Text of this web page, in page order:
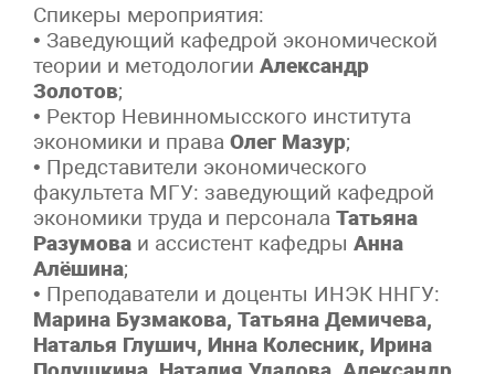
Спикеры мероприятия:
• Заведующий кафедрой экономической
теории и методологии Александр
Золотов;
• Ректор Невинномысского института
экономики и права Олег Мазур;
• Представители экономического
факультета МГУ: заведующий кафедрой
экономики труда и персонала Татьяна
Разумова и ассистент кафедры Анна
Алёшина;
• Преподаватели и доценты ИНЭК ННГУ:
Марина Бузмакова, Татьяна Демичева,
Наталья Глушич, Инна Колесник, Ирина